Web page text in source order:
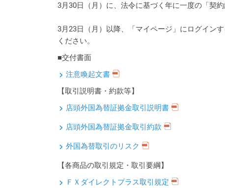
3月30日（月）に、法令に基づく年に一度の「契
3月23日（月）以降、「マイページ」にログイン
ください。
■交付書面
注意喚起文書
【取引説明書・約款等】
店頭外国為替証拠金取引説明書
店頭外国為替証拠金取引約款
外国為替取引のリスク
【各商品の取引規定・取引要綱】
ＦＸダイレクトプラス取引規定